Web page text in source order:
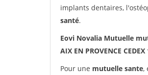
implants dentaires,
santé.
Eovi Novalia Mutuelle
AIX EN PROVENCE CEDEX
Pour une mutuelle sante,